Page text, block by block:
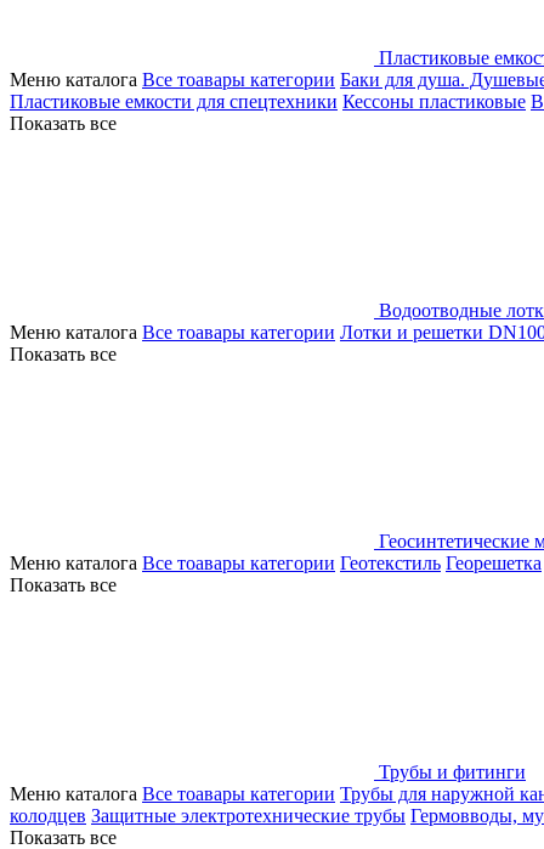
Пластиковые
Меню каталога Все тоавары категории Баки для душа.
Пластиковые емкости для спецтехники Кессоны пластиковые
Показать все
Водоотводные
Меню каталога Все тоавары категории Лотки и решетки
Показать все
Геосинтетические
Меню каталога Все тоавары категории Геотекстиль Георешетка
Показать все
Трубы и фитинги
Меню каталога Все тоавары категории Трубы для наружной
колодцев Защитные электротехнические трубы Гермовводы,
Показать все